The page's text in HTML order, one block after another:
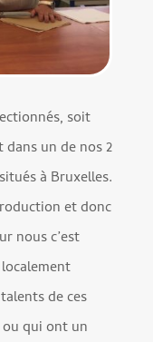
soit
un de nos 2
à Bruxelles.
et donc
nous c’est
de ces
qui ont un